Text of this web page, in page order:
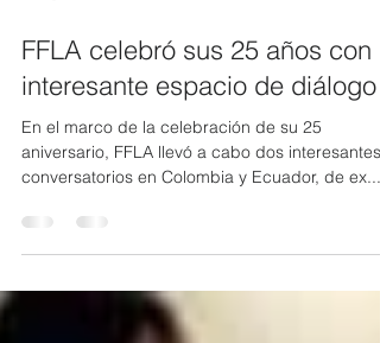
29 ago 2019 1 min de lectura
FFLA celebró sus 25 años con
interesante espacio de diálogo
En el marco de la celebración de su 25